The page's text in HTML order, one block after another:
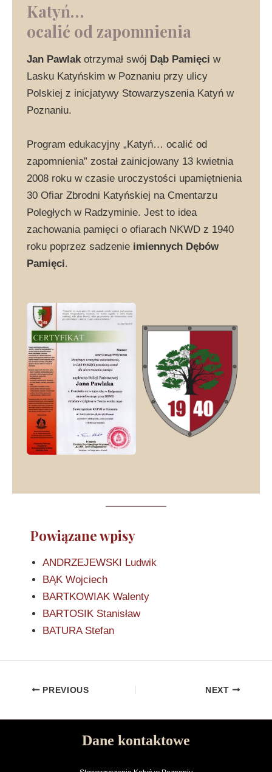
Katyń…
ocalić od zapomnienia
Jan Pawlak otrzymał swój Dąb Pamięci w
Lasku Katyńskim w Poznaniu przy ulicy
Polskiej z inicjatywy Stowarzyszenia Katyń w
Poznaniu.
Program edukacyjny „Katyń… ocalić od
zapomnienia” został zainicjowany 13 kwietnia
2008 roku w czasie uroczystości upamiętnienia
30 Ofiar Zbrodni Katyńskiej na Cmentarzu
Poległych w Radzyminie. Jest to idea
zachowania pamięci o ofiarach NKWD z 1940
roku poprzez sadzenie imiennych Dębów
Pamięci.
Powiązane wpisy
ANDRZEJEWSKI Ludwik
BĄK Wojciech
BARTKOWIAK Walenty
BARTOSIK Stanisław
BATURA Stefan
PREVIOUS NEXT
Dane kontaktowe